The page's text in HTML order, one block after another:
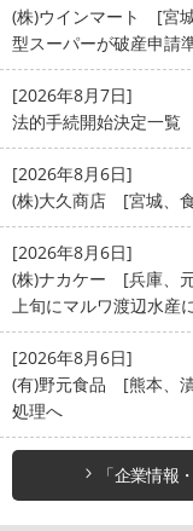
(株)ウインマート [宮
型スーパーが破産申請
[2026年8月7日]
法的手続開始決定一覧
[2026年8月6日]
(株)大久商店 [宮城、
[2026年8月6日]
(株)ナカケー [兵庫、
上旬にマルワ渡辺水産
[2026年8月6日]
(有)野元食品 [熊本、
処理へ
「企業情報